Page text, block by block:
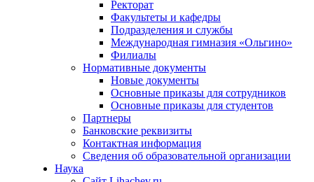
Ректорат
Факультеты и кафедры
Подразделения и службы
Международная гимназия «Ольгино»
Филиалы
Нормативные документы
Новые документы
Основные приказы для сотрудников
Основные приказы для студентов
Партнеры
Банковские реквизиты
Контактная информация
Сведения об образовательной организации
Наука